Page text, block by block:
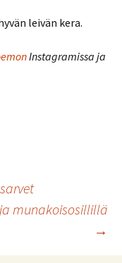
leivän kera.
Instagramissa ja
munakoisosillillä
→